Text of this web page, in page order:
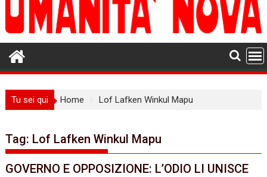
Tu sei qui Home Lof Lafken Winkul Mapu
Tag: Lof Lafken Winkul Mapu
GOVERNO E OPPOSIZIONE: L’ODIO LI UNISCE